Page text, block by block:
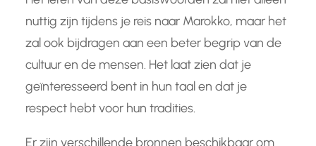
nuttig zijn tijdens je reis naar Marokko, maar het
zal ook bijdragen aan een beter begrip van de
cultuur en de mensen. Het laat zien dat je
geïnteresseerd bent in hun taal en dat je
respect hebt voor hun tradities.
Er zijn verschillende bronnen beschikbaar om